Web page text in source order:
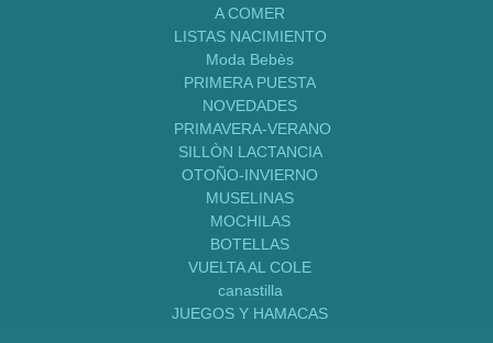
A COMER
LISTAS NACIMIENTO
Moda Bebès
PRIMERA PUESTA
NOVEDADES
PRIMAVERA-VERANO
SILLÒN LACTANCIA
OTOÑO-INVIERNO
MUSELINAS
MOCHILAS
BOTELLAS
VUELTA AL COLE
canastilla
JUEGOS Y HAMACAS